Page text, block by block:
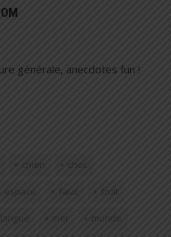
générale, anecdotes fun !
chien choc
espace faux fruit
langue mer monde